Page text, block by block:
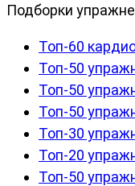
Подборки
Топ-60
Топ-50
Топ-50
Топ-50
Топ-30
Топ-20
Топ-50